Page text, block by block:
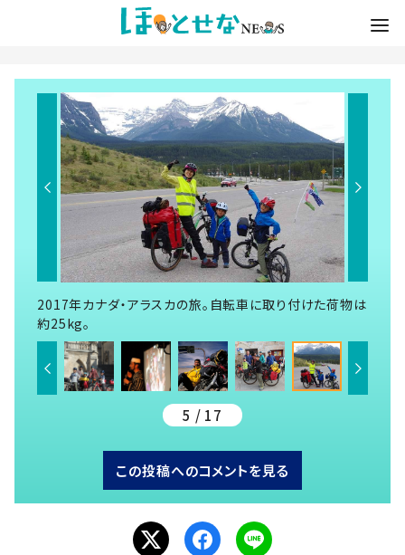
2017年カナダ・アラスカの旅。自転車に取り付けた荷物は
約25kg。
5 / 17
この投稿へのコメントを見る